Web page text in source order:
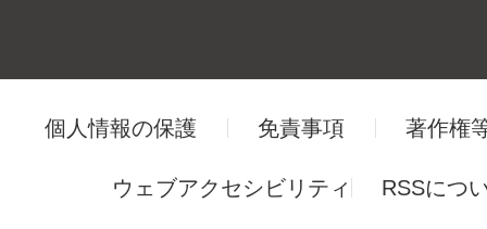
個人情報の保護 免責事項 著作権
ウェブアクセシビリティ RSSにつ